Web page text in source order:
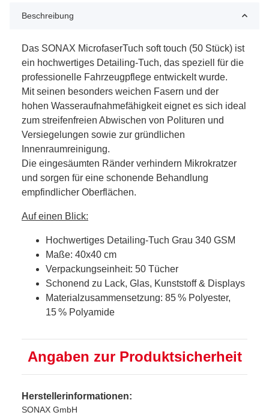
Beschreibung
Das SONAX MicrofaserTuch soft touch (50 Stück) ist
ein hochwertiges Detailing-Tuch, das speziell für die
professionelle Fahrzeugpflege entwickelt wurde.
Mit seinen besonders weichen Fasern und der
hohen Wasseraufnahmefähigkeit eignet es sich ideal
zum streifenfreien Abwischen von Polituren und
Versiegelungen sowie zur gründlichen
Innenraumreinigung.
Die eingesäumten Ränder verhindern Mikrokratzer
und sorgen für eine schonende Behandlung
empfindlicher Oberflächen.
Auf einen Blick:
Hochwertiges Detailing-Tuch Grau 340 GSM
Maße: 40x40 cm
Verpackungseinheit: 50 Tücher
Schonend zu Lack, Glas, Kunststoff & Displays
Materialzusammensetzung: 85 % Polyester,
15 % Polyamide
Angaben zur Produktsicherheit
Herstellerinformationen:
SONAX GmbH